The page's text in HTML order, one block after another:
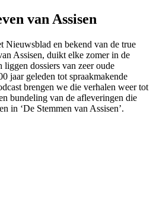
van Assisen
Nieuwsblad en bekend van de true
Assisen, duikt elke zomer in de
dossiers van zeer oude
jaar geleden tot spraakmakende
brengen we die verhalen weer tot
bundeling van de afleveringen die
in ‘De Stemmen van Assisen’.